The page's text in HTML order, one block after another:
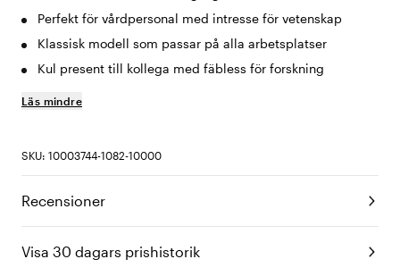
Perfekt för vårdpersonal med intresse för vetenskap
Klassisk modell som passar på alla arbetsplatser
Kul present till kollega med fäbless för forskning
Läs mindre
SKU: 10003744-1082-10000
Recensioner
Visa 30 dagars prishistorik